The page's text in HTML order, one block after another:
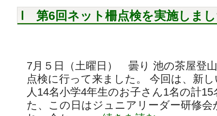
第6回ネット柵点検を実施しま
7月５日（土曜日） 曇り 池の茶屋登
点検に行って来ました。 今回は、新
人14名小学4年生のお子さん1名の計
た、この日はジュニアリーダー研修会